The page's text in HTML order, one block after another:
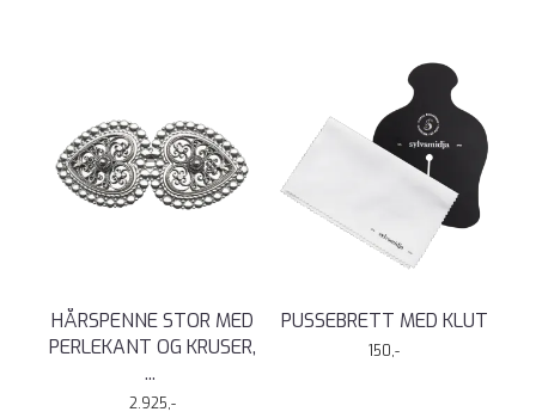
HÅRSPENNE STOR MED
PERLEKANT OG KRUSER,
...
2.925,-
PUSSEBRETT MED KLUT
150,-